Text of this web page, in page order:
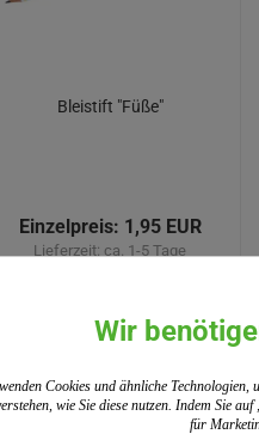
Bleistift "Füße"
Einzelpreis: 1,95 EUR
Lieferzeit: ca. 1-5 Tage
Wir
Cookies und ähnliche
wie Sie diese nutzen. Indem Sie
für